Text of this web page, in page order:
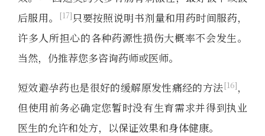
后服用。
17 只要按照说明书剂量和用药时间服药，
许多人所担心的各种药源性损伤大概率不会发生。
当然，仍推荐您多咨询药师或医师。
短效避孕药也是很好的缓解原发性痛经的方法 16 ，
但使用前务必确定您暂时没有生育需求并得到执业
医生的允许和处方，以保证效果和身体健康。